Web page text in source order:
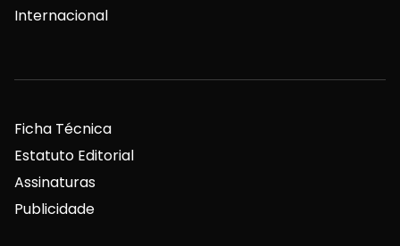
Internacional
Ficha Técnica
Estatuto Editorial
Assinaturas
Publicidade